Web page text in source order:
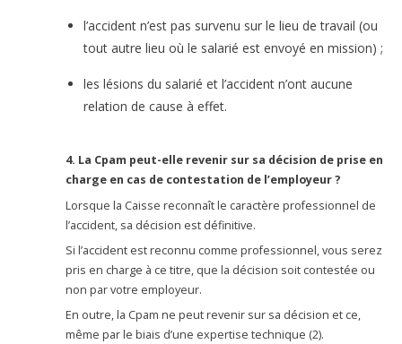
l’accident n’est pas survenu sur le lieu de travail (ou
tout autre lieu où le salarié est envoyé en mission) ;
les lésions du salarié et l’accident n’ont aucune
relation de cause à effet.
4. La Cpam peut-elle revenir sur sa décision de prise en
charge en cas de contestation de l’employeur ?
Lorsque la Caisse reconnaît le caractère professionnel de
l’accident, sa décision est définitive.
Si l’accident est reconnu comme professionnel, vous serez
pris en charge à ce titre, que la décision soit contestée ou
non par votre employeur.
En outre, la Cpam ne peut revenir sur sa décision et ce,
même par le biais d’une expertise technique (2).